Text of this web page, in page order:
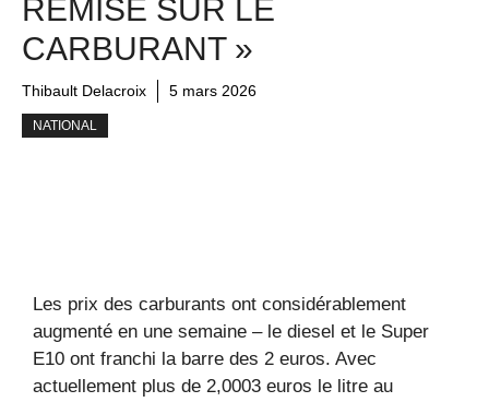
REMISE SUR LE
CARBURANT »
Thibault Delacroix 5 mars 2026
NATIONAL
Les prix des carburants ont considérablement
augmenté en une semaine – le diesel et le Super
E10 ont franchi la barre des 2 euros. Avec
actuellement plus de 2,0003 euros le litre au